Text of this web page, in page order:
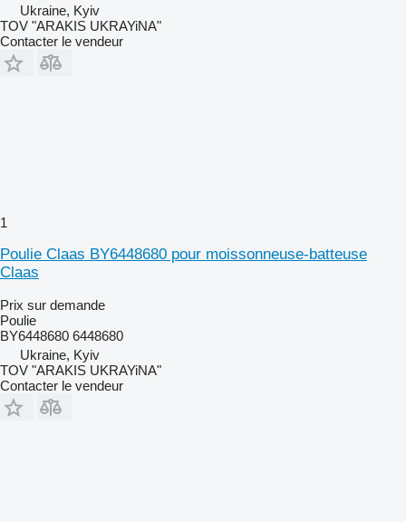
Ukraine, Kyiv
TOV "ARAKIS UKRAYiNA"
Contacter le vendeur
1
Poulie Claas BY6448680 pour moissonneuse-batteuse
Claas
Prix sur demande
Poulie
BY6448680 6448680
Ukraine, Kyiv
TOV "ARAKIS UKRAYiNA"
Contacter le vendeur